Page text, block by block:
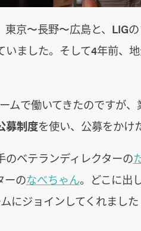
東京〜長野〜広島と、LIG
いました。そして4年前、
ムで働いてきたのですが
募制度を使い、公募をかけ
のベテランディレクターの
ーのなべちゃん。どこに出
にジョインしてくれまし